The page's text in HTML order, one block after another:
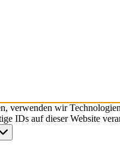
verwenden wir
IDs auf dieser Website